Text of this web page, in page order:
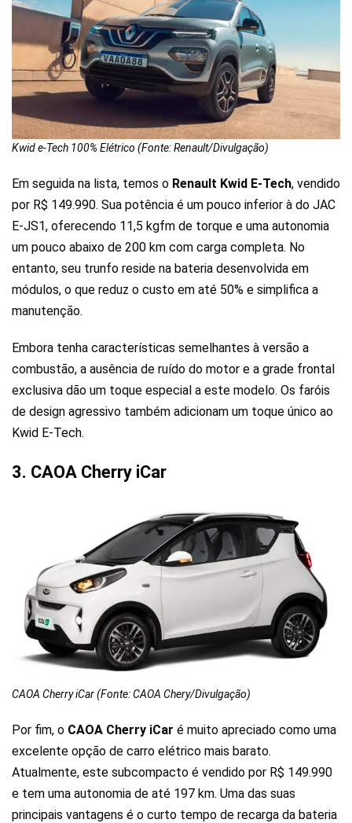
Kwid e-Tech 100% Elétrico (Fonte: Renault/Divulgação)
Em seguida na lista, temos o Renault Kwid E-Tech, vendido
por R$ 149.990. Sua potência é um pouco inferior à do JAC
E-JS1, oferecendo 11,5 kgfm de torque e uma autonomia
um pouco abaixo de 200 km com carga completa. No
entanto, seu trunfo reside na bateria desenvolvida em
módulos, o que reduz o custo em até 50% e simplifica a
manutenção.
Embora tenha características semelhantes à versão a
combustão, a ausência de ruído do motor e a grade frontal
exclusiva dão um toque especial a este modelo. Os faróis
de design agressivo também adicionam um toque único ao
Kwid E-Tech.
3. CAOA Cherry iCar
CAOA Cherry iCar (Fonte: CAOA Chery/Divulgação)
Por fim, o CAOA Cherry iCar é muito apreciado como uma
excelente opção de carro elétrico mais barato.
Atualmente, este subcompacto é vendido por R$ 149.990
e tem uma autonomia de até 197 km. Uma das suas
principais vantagens é o curto tempo de recarga da bateria